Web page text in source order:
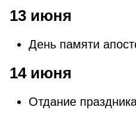
13 июня
День памяти
14 июня
Отдание